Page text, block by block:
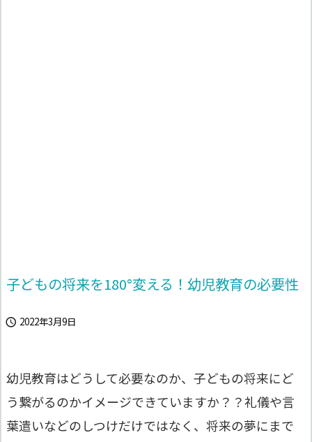
子どもの将来を180°変える！幼児教育の必要性
 2022年3月9日
幼児教育はどうして必要なのか、子どもの将来にど
う繋がるのかイメージできていますか？？礼儀や言
葉遣いなどのしつけだけではなく、将来の夢にまで